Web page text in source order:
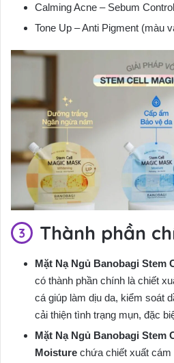
Calming Acne – Sebum
Tone Up – Anti Pigment (màu
Thành phần
Mặt Nạ Ngủ Banobagi Stem
có thành phần chính là chiết
cá giúp làm dịu da, kiểm soát
cải thiện tình trạng mụn, đặc
Mặt Nạ Ngủ Banobagi Stem
Moisture chứa chiết xuất cám